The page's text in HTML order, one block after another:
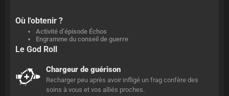
Où l'obtenir ?
Activité d’épisode Échos
Engramme du conseil de guerre
Le God Roll
Chargeur de guérison
Recharger peu après avoir infligé un frag confère des
soins à vous et vos alliés proches.